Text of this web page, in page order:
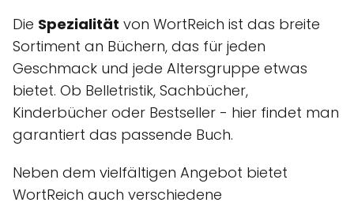
Die Spezialität von WortReich ist das breite
Sortiment an Büchern, das für jeden
Geschmack und jede Altersgruppe etwas
bietet. Ob Belletristik, Sachbücher,
Kinderbücher oder Bestseller - hier findet man
garantiert das passende Buch.
Neben dem vielfältigen Angebot bietet
WortReich auch verschiedene